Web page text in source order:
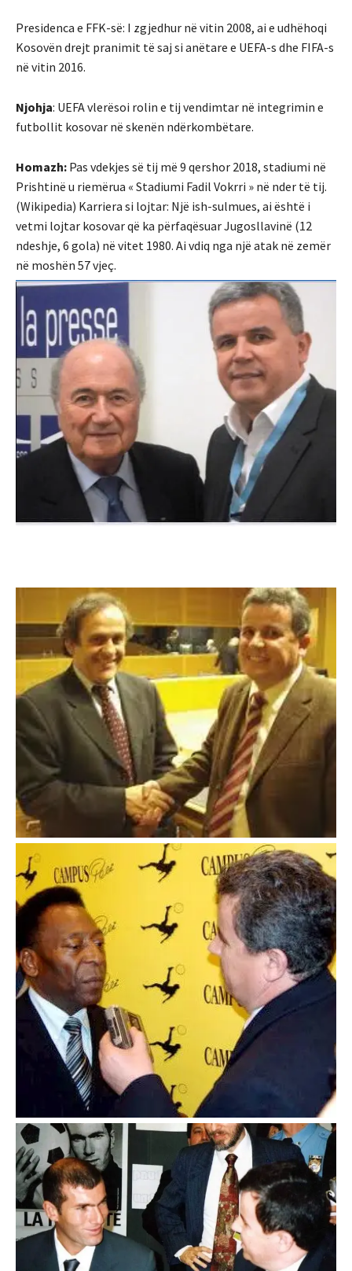
Presidenca e FFK-së: I zgjedhur në vitin 2008, ai e udhëhoqi
Kosovën drejt pranimit të saj si anëtare e UEFA-s dhe FIFA-s
në vitin 2016.
Njohja: UEFA vlerësoi rolin e tij vendimtar në integrimin e
futbollit kosovar në skenën ndërkombëtare.
Homazh: Pas vdekjes së tij më 9 qershor 2018, stadiumi në
Prishtinë u riemërua « Stadiumi Fadil Vokrri » në nder të tij.
(Wikipedia) Karriera si lojtar: Një ish-sulmues, ai është i
vetmi lojtar kosovar që ka përfaqësuar Jugosllavinë (12
ndeshje, 6 gola) në vitet 1980. Ai vdiq nga një atak në zemër
në moshën 57 vjeç.